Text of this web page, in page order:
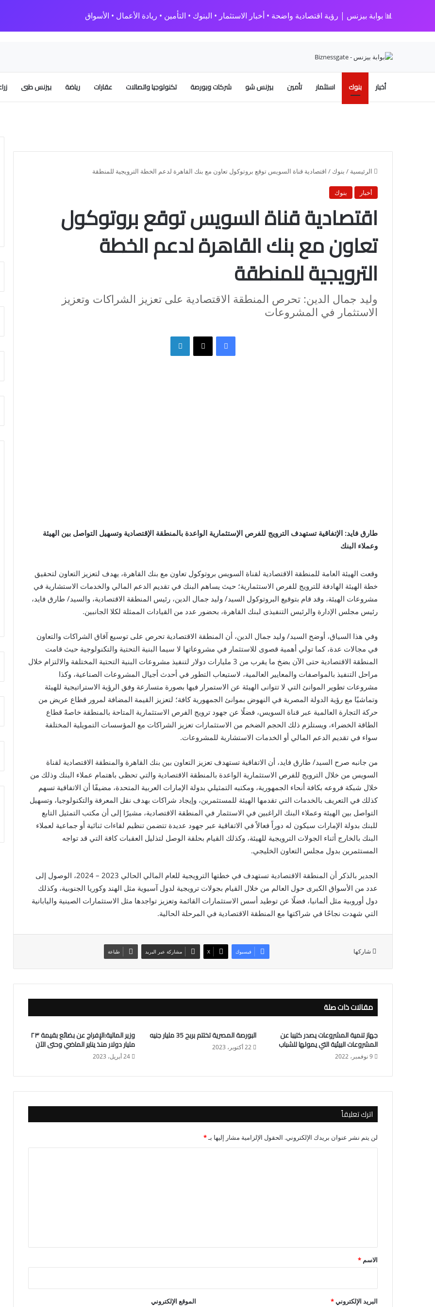
📊 بوابة بيزنس | رؤية اقتصادية واضحة • أخبار الاستثمار • البنوك • التأمين • ريادة الأعمال • الأسواق
أخبار بنوك استثمار تأمين بيزنس شو شركات وبورصة تكنولوجيا واتصالات عقارات رياضة بيزنس طبى
الرئيسية / بنوك / اقتصادية قناة السويس توقع بروتوكول تعاون مع بنك القاهرة لدعم الخطة الترويجية للمنطقة
أخبار بنوك
اقتصادية قناة السويس توقع بروتوكول
تعاون مع بنك القاهرة لدعم الخطة
الترويجية للمنطقة
وليد جمال الدين: تحرص المنطقة الاقتصادية على تعزيز الشراكات وتعزيز
الاستثمار في المشروعات
فيسبوك X
طارق فايد: الإتفاقية تستهدف الترويج للفرص الإستثمارية الواعدة بالمنطقة الإقتصادية وتسهيل التواصل بين الهيئة
وعملاء البنك
وقعت الهيئة العامة للمنطقة الاقتصادية لقناة السويس بروتوكول تعاون مع بنك القاهرة، يهدف لتعزيز التعاون لتحقيق
خطة الهيئة الهادفة للترويج للفرص الاستثمارية؛ حيث يساهم البنك في تقديم الدعم المالي والخدمات الاستشارية في
مشروعات الهيئة، وقد قام بتوقيع البروتوكول السيد/ وليد جمال الدين، رئيس المنطقة الاقتصادية، والسيد/ طارق فايد،
رئيس مجلس الإدارة والرئيس التنفيذى لبنك القاهرة، بحضور عدد من القيادات الممثلة لكلا الجانبين.
وفي هذا السياق، أوضح السيد/ وليد جمال الدين، أن المنطقة الاقتصادية تحرص على توسيع آفاق الشراكات والتعاون
في مجالات عدة، كما تولي أهمية قصوى للاستثمار في مشروعاتها لا سيما البنية التحتية والتكنولوجية حيث قامت
المنطقة الاقتصادية حتى الآن بضخ ما يقرب من 3 مليارات دولار لتنفيذ مشروعات البنية التحتية المختلفة والالتزام خلال
مراحل التنفيذ بالمواصفات والمعايير العالمية، لاستيعاب التطور في أحدث أجيال المشروعات الصناعية، وكذا
مشروعات تطوير الموانئ التي لا تتوانى الهيئة عن الاستمرار فيها بصورة متسارعة وفق الرؤية الاستراتيجية للهيئة
وتماشيًا مع رؤية الدولة المصرية في النهوض بموانئ الجمهورية كافة؛ لتعزيز القيمة المضافة لمرور قطاع عريض من
حركة التجارة العالمية عبر قناة السويس، فضلًا عن جهود ترويج الفرص الاستثمارية المتاحة بالمنطقة خاصةً قطاع
الطاقة الخضراء، ويستلزم ذلك الحجم الضخم من الاستثمارات تعزيز الشراكات مع المؤسسات التمويلية المختلفة
سواء في تقديم الدعم المالي أو الخدمات الاستشارية للمشروعات.
من جانبه صرح السيد/ طارق فايد، أن الاتفاقية تستهدف تعزيز التعاون بين بنك القاهرة والمنطقة الاقتصادية لقناة
السويس من خلال الترويج للفرص الاستثمارية الواعدة بالمنطقة الاقتصادية والتي تحظى باهتمام عملاء البنك وذلك من
خلال شبكة فروعه بكافة أنحاء الجمهورية، ومكتبه التمثيلي بدولة الإمارات العربية المتحدة، مضيفًا أن الاتفاقية تسهم
كذلك في التعريف بالخدمات التي تقدمها الهيئة للمستثمرين، وإيجاد شراكات بهدف نقل المعرفة والتكنولوجيا، وتسهيل
التواصل بين الهيئة وعملاء البنك الراغبين في الاستثمار في المنطقة الاقتصادية، مشيرًا إلى أن مكتب التمثيل التابع
للبنك بدولة الإمارات سيكون له دوراً فعالاً في الاتفاقية عبر جهود عديدة تتضمن تنظيم لقاءات ثنائية أو جماعية لعملاء
البنك بالخارج أثناء الجولات الترويجية للهيئة، وكذلك القيام بحلقة الوصل لتذليل العقبات كافة التي قد تواجه
المستثمرين بدول مجلس التعاون الخليجي.
الجدير بالذكر أن المنطقة الاقتصادية تستهدف في خطتها الترويجية للعام المالي الحالي 2023 – 2024، الوصول إلى
عدد من الأسواق الكبرى حول العالم من خلال القيام بجولات ترويجية لدول آسيوية مثل الهند وكوريا الجنوبية، وكذلك
دول أوروبية مثل ألمانيا، فضلًا عن توطيد أسس الاستثمارات القائمة وتعزيز تواجدها مثل الاستثمارات الصينية واليابانية
التي شهدت نجاحًا في شراكتها مع المنطقة الاقتصادية في المرحلة الحالية.
شاركها فيسبوك X مشاركة عبر البريد طباعة
مقالات ذات صلة
جهاز تنمية المشروعات يصدر كتيبا عن
المشروعات البيئية التي يمولها للشباب
9 نوفمبر، 2022
البورصة المصرية تختتم بربح 35 مليار جنيه
22 أكتوبر، 2023
وزير المالية:الإفراج عن بضائع بقيمة ٢٣
مليار دولار منذ يناير الماضي وحتى الآن
24 أبريل، 2023
اترك تعليقاً
لن يتم نشر عنوان بريدك الإلكتروني. الحقول الإلزامية مشار إليها بـ*
*
الاسم *
البريد الإلكتروني* الموقع الإلكتروني